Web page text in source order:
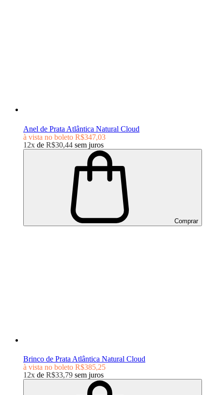
Anel de Prata Atlântica Natural Cloud
à vista no boleto R$347,03
12x de R$30,44 sem juros
Comprar
Brinco de Prata Atlântica Natural Cloud
à vista no boleto R$385,25
12x de R$33,79 sem juros